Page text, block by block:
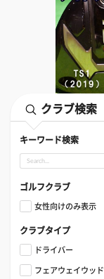
クラブ検索
キーワード検索
ゴルフクラブ
女性向けのみ表示
クラブタイプ
ドライバー
フェアウェイウッド